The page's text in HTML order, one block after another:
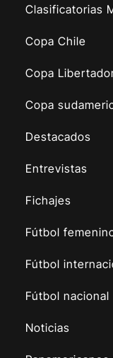
Clasificatorias
Copa Chile
Copa
Copa
Destacados
Entrevistas
Fichajes
Fútbol
Fútbol
Fútbol nacional
Noticias